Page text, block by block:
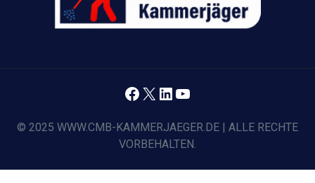
© 2025 WWW.CMB-KAMMERJAEGER.DE | ALLE RECHTE
VORBEHALTEN.
Facebook
X LinkedIn
YouTube